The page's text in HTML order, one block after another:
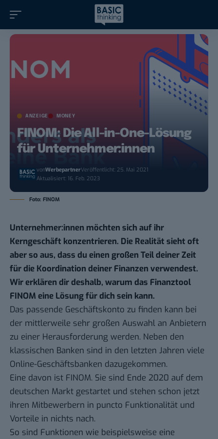
ANZEIGE MONEY
FINOM: Die All-in-One-Lösung
für Unternehmer:innen
vonWerbepartnerVeröffentlicht: 25. Mai 2021
Aktualisiert: 16. Feb. 2023
Foto: FINOM
Unternehmer:innen möchten sich auf ihr
Kerngeschäft konzentrieren. Die Realität sieht oft
aber so aus, dass du einen großen Teil deiner Zeit
für die Koordination deiner Finanzen verwendest.
Wir erklären dir deshalb, warum das Finanztool
FINOM eine Lösung für dich sein kann.
Das passende Geschäftskonto zu finden kann bei
der mittlerweile sehr großen Auswahl an Anbietern
zu einer Herausforderung werden. Neben den
klassischen Banken sind in den letzten Jahren viele
Online-Geschäftsbanken dazugekommen.
Eine davon ist FINOM. Sie sind Ende 2020 auf dem
deutschen Markt gestartet und stehen schon jetzt
ihren Mitbewerbern in puncto Funktionalität und
Vorteile in nichts nach.
So sind Funktionen wie beispielsweise eine